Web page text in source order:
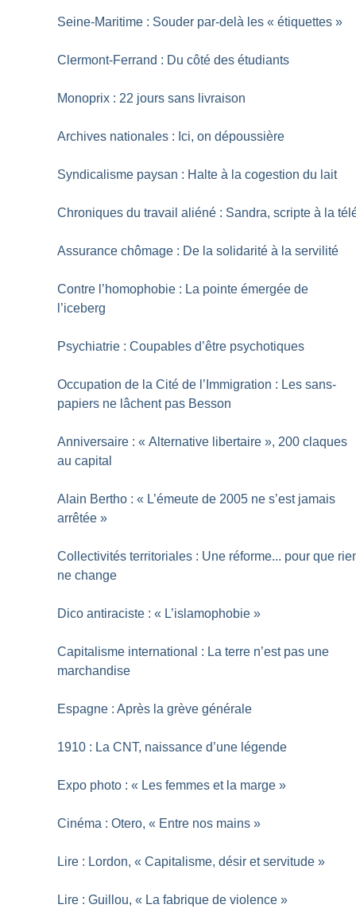
Seine-Maritime : Souder par-delà les « étiquettes »
Clermont-Ferrand : Du côté des étudiants
Monoprix : 22 jours sans livraison
Archives nationales : Ici, on dépoussière
Syndicalisme paysan : Halte à la cogestion du lait
Chroniques du travail aliéné : Sandra, scripte à la
Assurance chômage : De la solidarité à la servilité
Contre l’homophobie : La pointe émergée de
l’iceberg
Psychiatrie : Coupables d’être psychotiques
Occupation de la Cité de l’Immigration : Les sans-
papiers ne lâchent pas Besson
Anniversaire : « Alternative libertaire », 200 claques
au capital
Alain Bertho : « L’émeute de 2005 ne s’est jamais
arrêtée »
Collectivités territoriales : Une réforme... pour que
ne change
Dico antiraciste : « L’islamophobie »
Capitalisme international : La terre n’est pas une
marchandise
Espagne : Après la grève générale
1910 : La CNT, naissance d’une légende
Expo photo : « Les femmes et la marge »
Cinéma : Otero, « Entre nos mains »
Lire : Lordon, « Capitalisme, désir et servitude »
Lire : Guillou, « La fabrique de violence »